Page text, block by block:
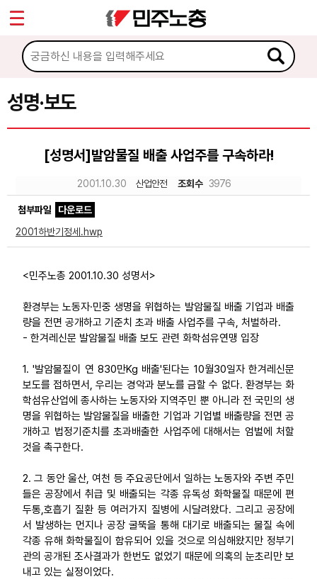
성명·보도
[성명서]발암물질 배출 사업주를 구속하라!
2001.10.30 산업안전 조회수 3976
첨부파일
다운로드
2001하반기정세.hwp
<민주노총 2001.10.30 성명서>
환경부는 노동자·민중 생명을 위협하는 발암물질 배출 기업과 배출
량을 전면 공개하고 기준치 초과 배출 사업주를 구속, 처벌하라.
- 한겨레신문 발암물질 배출 보도 관련 화학섬유연맹 입장
1. '발암물질이 연 830만Kg 배출'된다는 10월30일자 한겨레신문
보도를 접하면서, 우리는 경악과 분노를 금할 수 없다. 환경부는 화
학섬유산업에 종사하는 노동자와 지역주민 뿐 아니라 전 국민의 생
명을 위협하는 발암물질을 배출한 기업과 기업별 배출량을 전면 공
개하고 법정기준치를 초과배출한 사업주에 대해서는 엄벌에 처할
것을 촉구한다.
2. 그 동안 울산, 여천 등 주요공단에서 일하는 노동자와 주변 주민
들은 공장에서 취급 및 배출되는 각종 유독성 화학물질 때문에 편
두통,호흡기 질환 등 여러가지 질병에 시달려왔다. 그리고 공장에
서 발생하는 먼지나 공장 굴뚝을 통해 대기로 배출되는 물질 속에
각종 유해 화학물질이 함유되어 있을 것으로 의심해왔지만 정부기
관의 공개된 조사결과가 한번도 없었기 때문에 의혹의 눈초리만 보
내고 있는 실정이었다.
마이페이지
소개
소식
공지사항
성명·보도
노동상담
부설기관
Sketchbook5, 스케치북5
Sketchbook5, 스케치북5